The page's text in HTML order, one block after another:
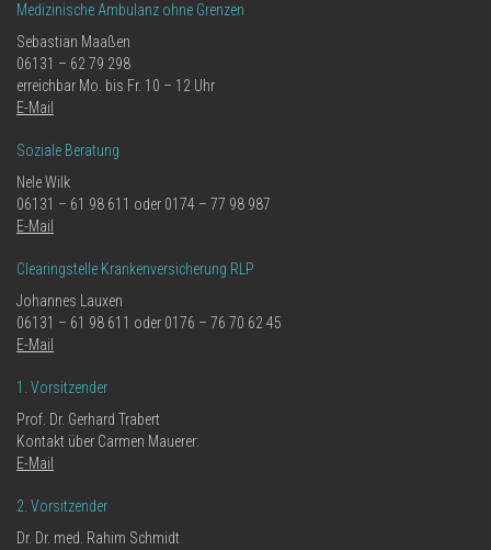
Medizinische Ambulanz ohne Grenzen
Sebastian Maaßen
06131 – 62 79 298
erreichbar Mo. bis Fr. 10 – 12 Uhr
E-Mail
Soziale Beratung
Nele Wilk
06131 – 61 98 611 oder 0174 – 77 98 987
E-Mail
Clearingstelle Krankenversicherung RLP
Johannes Lauxen
06131 – 61 98 611 oder 0176 – 76 70 62 45
E-Mail
1. Vorsitzender
Prof. Dr. Gerhard Trabert
Kontakt über Carmen Mauerer:
E-Mail
2. Vorsitzender
Dr. Dr. med. Rahim Schmidt